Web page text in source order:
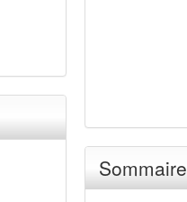
Sommaire